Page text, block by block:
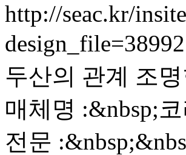
http://seac.kr/
두산의 관계 조
매체명 :&nbsp;
전문